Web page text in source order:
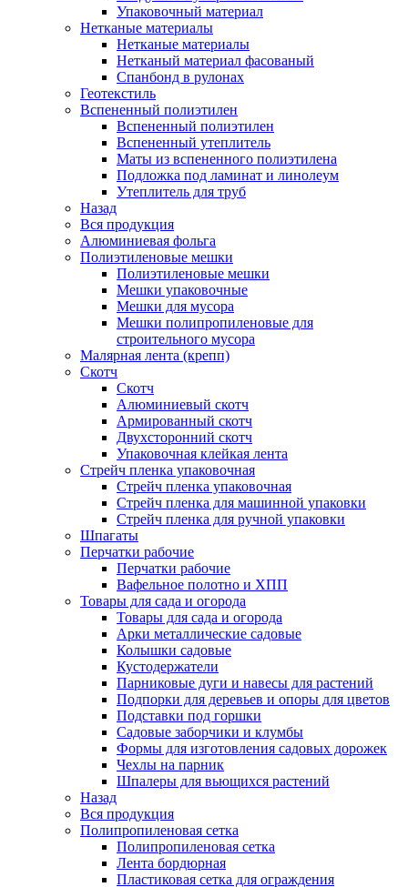
Упаковочный материал
Нетканые материалы
Нетканые материалы
Нетканый материал фасованый
Спанбонд в рулонах
Геотекстиль
Вспененный полиэтилен
Вспененный полиэтилен
Вспененный утеплитель
Маты из вспененного полиэтилена
Подложка под ламинат и линолеум
Утеплитель для труб
Назад
Вся продукция
Алюминиевая фольга
Полиэтиленовые мешки
Полиэтиленовые мешки
Мешки упаковочные
Мешки для мусора
Мешки полипропиленовые для
строительного мусора
Малярная лента (крепп)
Скотч
Скотч
Алюминиевый скотч
Армированный скотч
Двухсторонний скотч
Упаковочная клейкая лента
Стрейч пленка упаковочная
Стрейч пленка упаковочная
Стрейч пленка для машинной упаковки
Стрейч пленка для ручной упаковки
Шпагаты
Перчатки рабочие
Перчатки рабочие
Вафельное полотно и ХПП
Товары для сада и огорода
Товары для сада и огорода
Арки металлические садовые
Колышки садовые
Кустодержатели
Парниковые дуги и навесы для растений
Подпорки для деревьев и опоры для цветов
Подставки под горшки
Садовые заборчики и клумбы
Формы для изготовления садовых дорожек
Чехлы на парник
Шпалеры для вьющихся растений
Назад
Вся продукция
Полипропиленовая сетка
Полипропиленовая сетка
Лента бордюрная
Пластиковая сетка для ограждения